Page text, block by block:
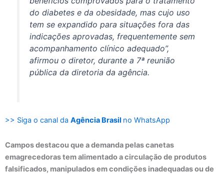
do diabetes e da obesidade, mas cujo uso
tem se expandido para situações fora das
indicações aprovadas, frequentemente sem
acompanhamento clínico adequado”,
afirmou o diretor, durante a 7ª reunião
pública da diretoria da agência.
>> Siga o canal da Agência Brasil no WhatsApp
Campos destacou que a demanda pelas canetas
emagrecedoras tem alimentado a circulação de produtos
falsificados, manipulados em condições inadequadas ou de